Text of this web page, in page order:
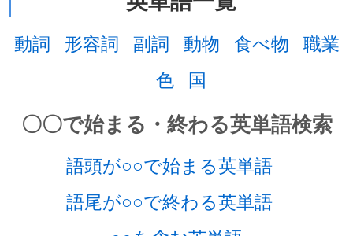
動詞 形容詞 副詞 動物 食べ物 職業
色 国
〇〇で始まる・終わる英単語検索
語頭が○○で始まる英単語
語尾が○○で終わる英単語